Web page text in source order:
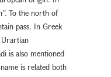
To the north of
pass. In Greek
Urartian
is also mentioned
is related both